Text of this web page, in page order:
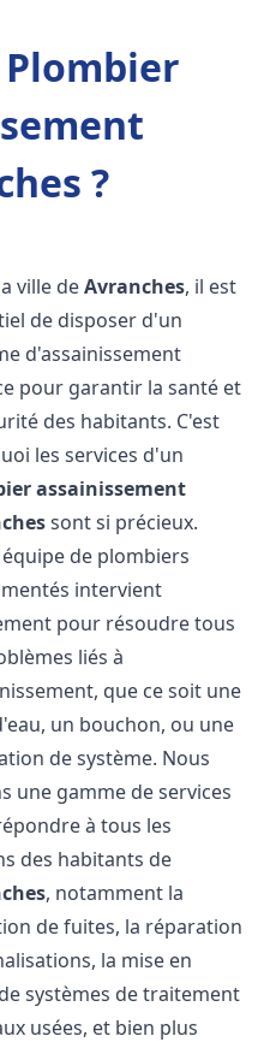
?
ville deAvranches, il est
de disposer d'un
d'assainissement
pour garantir la santé et
des habitants. C'est
les services d'un
assainissement
sont si précieux.
de plombiers
intervient
pour résoudre tous
liés à
que ce soit une
un bouchon, ou une
de système. Nous
une gamme de services
à tous les
des habitants de
, notamment la
de fuites, la réparation
la mise en
systèmes de traitement
usées, et bien plus